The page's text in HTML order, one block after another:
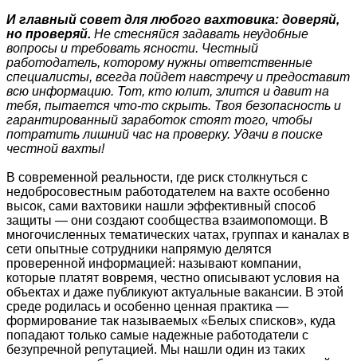
И главный совет для любого вахтовика: доверяй,
но проверяй. Не стесняйся задавать неудобные
вопросы и требовать ясности. Честный
работодатель, которому нужны ответственные
специалисты, всегда пойдет навстречу и предоставит
всю информацию. Тот, кто юлит, злится и давит на
тебя, пытается что-то скрыть. Твоя безопасность и
гарантированный заработок стоят того, чтобы
потратить лишний час на проверку. Удачи в поиске
честной вахты!
В современной реальности, где риск столкнуться с
недобросовестным работодателем на вахте особенно
высок, сами вахтовики нашли эффективный способ
защиты — они создают сообщества взаимопомощи. В
многочисленных тематических чатах, группах и каналах в
сети опытные сотрудники напрямую делятся
проверенной информацией: называют компании,
которые платят вовремя, честно описывают условия на
объектах и даже публикуют актуальные вакансии. В этой
среде родилась и особенно ценная практика —
формирование так называемых «Белых списков», куда
попадают только самые надежные работодатели с
безупречной репутацией. Мы нашли один из таких